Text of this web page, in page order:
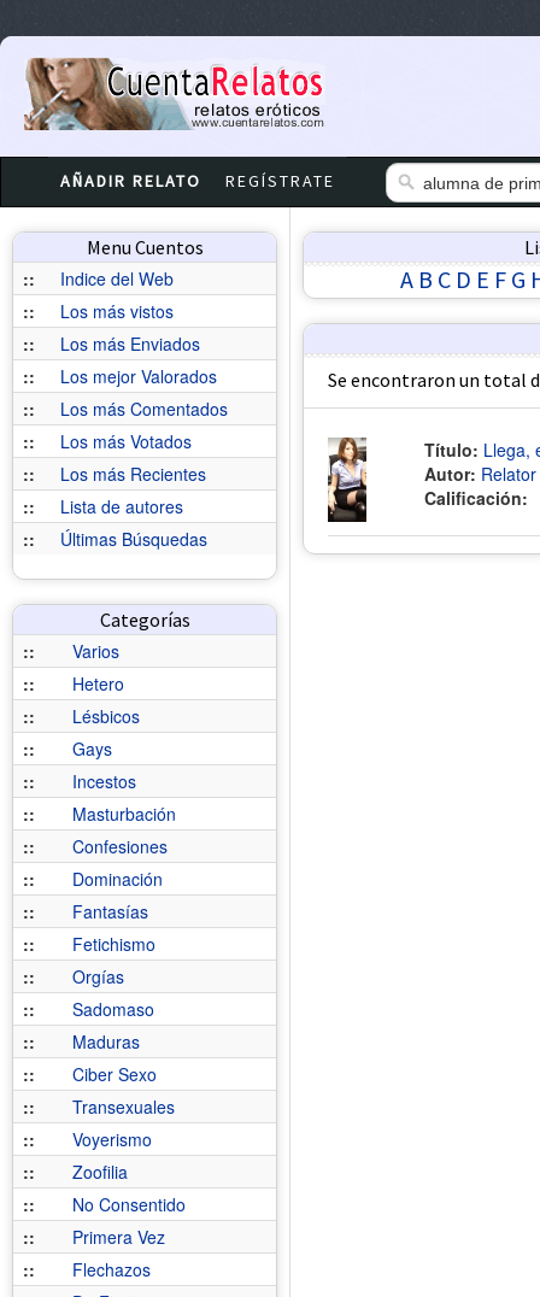
AÑADIR RELATO REGÍSTRATE
Menu Cuentos
::
Indice del Web
::
Los más vistos
::
Los más Enviados
::
Los mejor Valorados
::
Los más Comentados
::
Los más Votados
::
Los más Recientes
::
Lista de autores
::
Últimas Búsquedas
Categorías
::
Varios
::
Hetero
::
Lésbicos
::
Gays
::
Incestos
::
Masturbación
::
Confesiones
::
Dominación
::
Fantasías
::
Fetichismo
::
Orgías
::
Sadomaso
::
Maduras
::
Ciber Sexo
::
Transexuales
::
Voyerismo
::
Zoofilia
::
No Consentido
::
Primera Vez
::
Flechazos
A B C D E F G
Se encontraron un total
Título: Llega,
Autor:
Calificación: